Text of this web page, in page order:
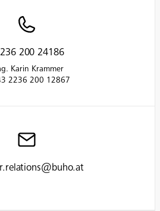
200 24186
Karin Krammer
2236 200 12867